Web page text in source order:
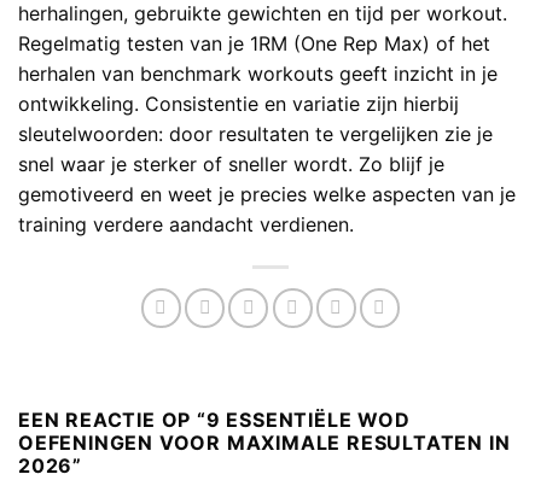
herhalingen, gebruikte gewichten en tijd per workout.
Regelmatig testen van je 1RM (One Rep Max) of het
herhalen van benchmark workouts geeft inzicht in je
ontwikkeling. Consistentie en variatie zijn hierbij
sleutelwoorden: door resultaten te vergelijken zie je
snel waar je sterker of sneller wordt. Zo blijf je
gemotiveerd en weet je precies welke aspecten van je
training verdere aandacht verdienen.
EEN REACTIE OP “9 ESSENTIËLE WOD
OEFENINGEN VOOR MAXIMALE RESULTATEN IN
2026”